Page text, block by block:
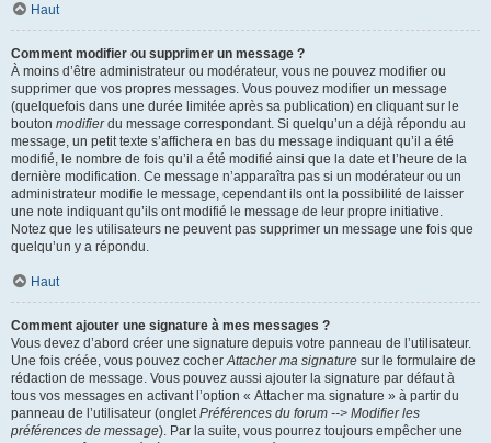
Haut
Comment modifier ou supprimer un message ?
À moins d’être administrateur ou modérateur, vous ne pouvez modifier ou
supprimer que vos propres messages. Vous pouvez modifier un message
(quelquefois dans une durée limitée après sa publication) en cliquant sur le
bouton modifierdu message correspondant. Si quelqu’un a déjà répondu au
message, un petit texte s’affichera en bas du message indiquant qu’il a été
modifié, le nombre de fois qu’il a été modifié ainsi que la date et l’heure de la
dernière modification. Ce message n’apparaîtra pas si un modérateur ou un
administrateur modifie le message, cependant ils ont la possibilité de laisser
une note indiquant qu’ils ont modifié le message de leur propre initiative.
Notez que les utilisateurs ne peuvent pas supprimer un message une fois que
quelqu’un y a répondu.
Haut
Comment ajouter une signature à mes messages ?
Vous devez d’abord créer une signature depuis votre panneau de l’utilisateur.
Une fois créée, vous pouvez cocherAttacher ma signature sur le formulaire de
rédaction de message. Vous pouvez aussi ajouter la signature par défaut à
tous vos messages en activant l’option « Attacher ma signature » à partir du
panneau de l’utilisateur (ongletPréférences du forum --> Modifier les
préférences de message). Par la suite, vous pourrez toujours empêcher une